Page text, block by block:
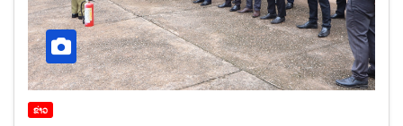
ຂ່າວ